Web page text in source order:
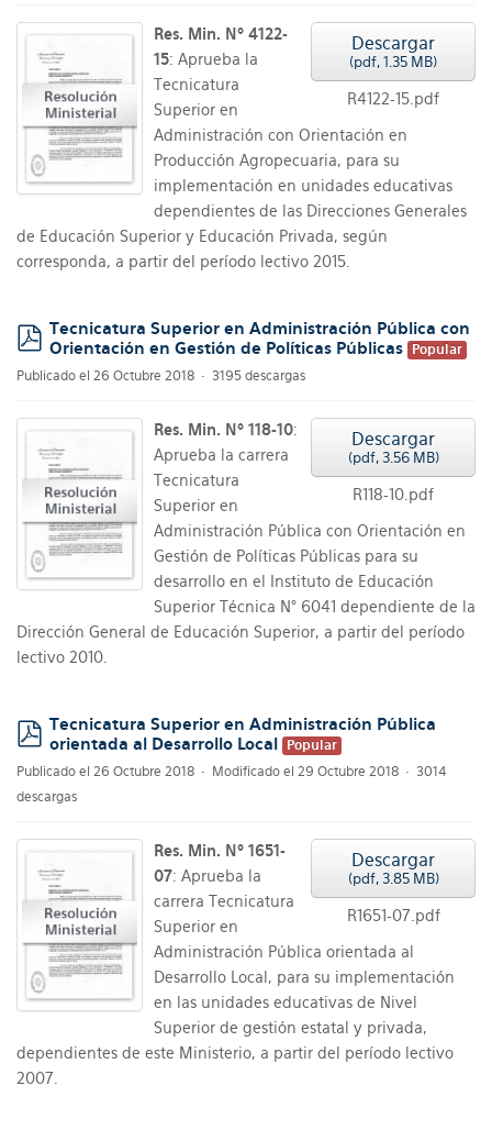
Descargar
(pdf, 1.35 MB)
R4122-15.pdf
Res. Min. Nº 4122-
15: Aprueba la
Tecnicatura
Superior en
Administración con Orientación en
Producción Agropecuaria, para su
implementación en unidades educativas
dependientes de las Direcciones Generales
de Educación Superior y Educación Privada, según
corresponda, a partir del período lectivo 2015.
pdf
Tecnicatura Superior en Administración Pública con
Orientación en Gestión de Políticas Públicas
Popular
Publicado el 26 Octubre 2018
3195 descargas
Descargar
(pdf, 3.56 MB)
R118-10.pdf
Res. Min. Nº 118-10:
Aprueba la carrera
Tecnicatura
Superior en
Administración Pública con Orientación en
Gestión de Políticas Públicas para su
desarrollo en el Instituto de Educación
Superior Técnica N° 6041 dependiente de la
Dirección General de Educación Superior, a partir del período
lectivo 2010.
pdf
Tecnicatura Superior en Administración Pública
orientada al Desarrollo Local
Popular
Publicado el 26 Octubre 2018
Modificado el 29 Octubre 2018
3014
descargas
Descargar
(pdf, 3.85 MB)
R1651-07.pdf
Res. Min. Nº 1651-
07: Aprueba la
carrera Tecnicatura
Superior en
Administración Pública orientada al
Desarrollo Local, para su implementación
en las unidades educativas de Nivel
Superior de gestión estatal y privada,
dependientes de este Ministerio, a partir del período lectivo
2007.